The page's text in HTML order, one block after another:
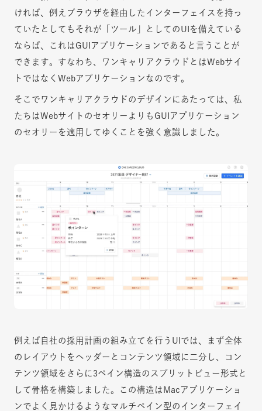
ければ、例えブラウザを経由したインターフェイスを持っ
ていたとしてもそれが「ツール」としてのUIを備えている
ならば、これはGUIアプリケーションであると言うことが
できます。すなわち、ワンキャリアクラウドとはWebサイ
トではなくWebアプリケーションなのです。
そこでワンキャリアクラウドのデザインにあたっては、私
たちはWebサイトのセオリーよりもGUIアプリケーション
のセオリーを適用してゆくことを強く意識しました。
例えば自社の採用計画の組み立てを行うUIでは、まず全体
のレイアウトをヘッダーとコンテンツ領域に二分し、コン
テンツ領域をさらに3ペイン構造のスプリットビュー形式と
して骨格を構築しました。この構造はMacアプリケーショ
ンでよく見かけるようなマルチペイン型のインターフェイ